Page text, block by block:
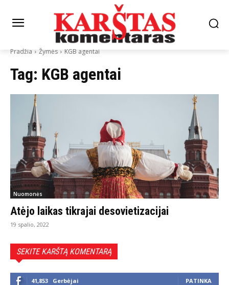
Pradžia Žymės KGB agentai
Tag: KGB agentai
Nuomonės
Atėjo laikas tikrajai desovietizacijai
19 spalio, 2022
SEKITE KARŠTĄ KOMENTARĄ
41,853 Gerbėjai PATINKA